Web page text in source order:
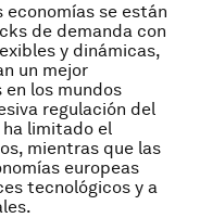
se están
de demanda con
y dinámicas,
un mejor
los mundos
regulación del
limitado el
mientras que las
europeas
tecnológicos y a